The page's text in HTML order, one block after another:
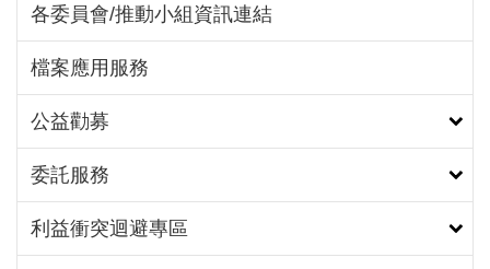
各委員會/推動小組資訊連結
檔案應用服務
公益勸募
委託服務
利益衝突迴避專區